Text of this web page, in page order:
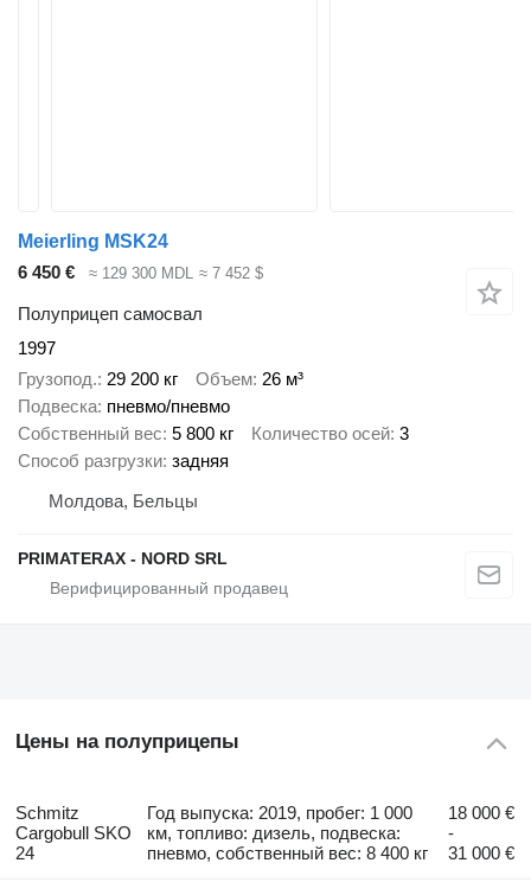
Meierling MSK24
6 450 €
≈ 129 300 MDL ≈ 7 452 $
Полуприцеп самосвал
1997
Грузопод. 29 200 кг Объем 26 м³
Подвеска пневмо/пневмо
Собственный вес 5 800 кг Количество осей 3
Способ разгрузки задняя
Молдова, Бельцы
PRIMATERAX - NORD SRL
Цены на полуприцепы
Schmitz
Cargobull SKO
24
Год выпуска: 2019, пробег: 1 000
км, топливо: дизель, подвеска:
пневмо, собственный вес: 8 400 кг
18 000 €
-
31 000 €